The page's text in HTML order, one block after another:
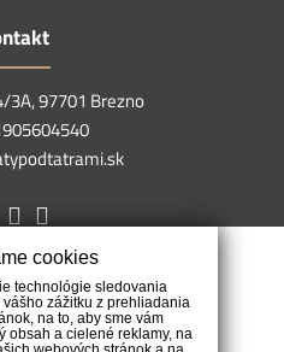
3A, 97701 Brezno
cookies
technológie sledovania
zážitku z prehliadania
na to, aby sme vám
obsah a cielené reklamy, na